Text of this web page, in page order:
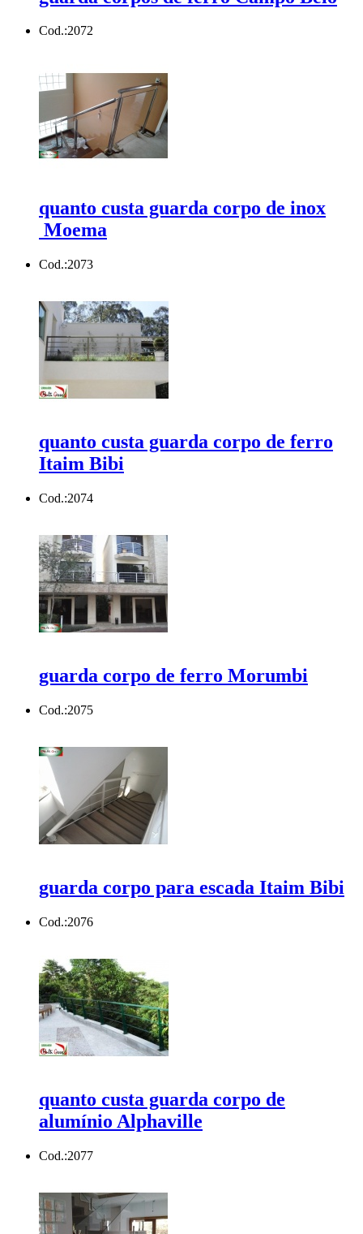
Cod.:2072
quanto custa guarda corpo de inox
Moema
Cod.:2073
quanto custa guarda corpo de ferro
Itaim Bibi
Cod.:2074
guarda corpo de ferro Morumbi
Cod.:2075
guarda corpo para escada Itaim Bibi
Cod.:2076
quanto custa guarda corpo de
alumínio Alphaville
Cod.:2077